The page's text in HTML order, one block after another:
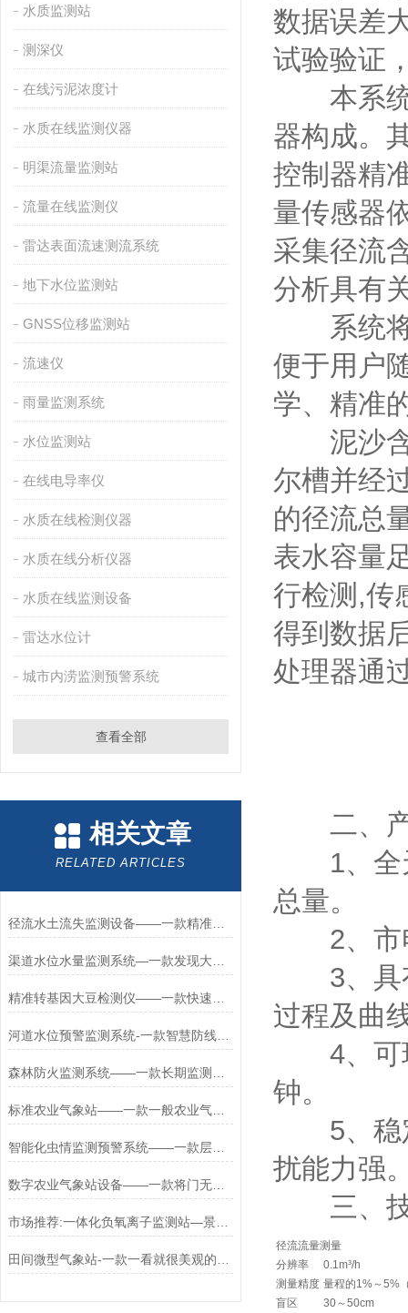
水质监测站
测深仪
在线污泥浓度计
水质在线监测仪器
明渠流量监测站
流量在线监测仪
雷达表面流速测流系统
地下水位监测站
GNSS位移监测站
流速仪
雨量监测系统
水位监测站
在线电导率仪
水质在线检测仪器
水质在线分析仪器
水质在线监测设备
雷达水位计
城市内涝监测预警系统
查看全部
相关文章
RELATED ARTICLES
径流水土流失监测设备——一款精准捕捉的水土流失监测仪2026+派+送
河道水位预警监测系统-一款智慧防线河道水位监测预警系统2024全+境+派+送
标准农业气象站——一款一般农业气象站2025全+境+派+送
智能化虫情监测预警系统——一款层出不穷的虫情自动监测灯2023发货太快
数字农业气象站设备——一款将门无犬子的果园小气候监测仪器
市场推荐:一体化负氧离子监测站—景区一目了然(采购/推荐)
数据误差
试验验证
本系统
器构成。
控制器精
量传感器
采集径流
分析具有
系统将
便于用户
学、精准
泥沙含
尔槽并经
的径流总
表水容量
行检测,传
得到数据
处理器通
二、产
1、全天
总量。
2、市电
3、具有
过程及曲
4、可现
钟。
5、稳定
扰能力强
三、技
径流流量测量
分辨率
0.1m³/h
测量精度 量程的1%～5%
盲区
30～50cm